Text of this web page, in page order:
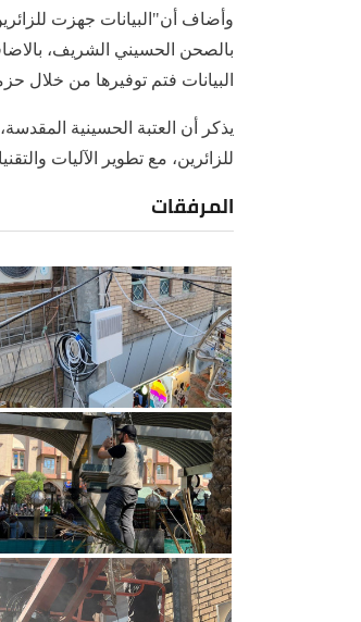
وأضاف أن"البيانات جهزت
بالصحن الحسيني الشريف،
البيانات فتم توفيرها من خلال
يذكر أن العتبة الحسينية
للزائرين، مع تطوير الآليات
المرفقات